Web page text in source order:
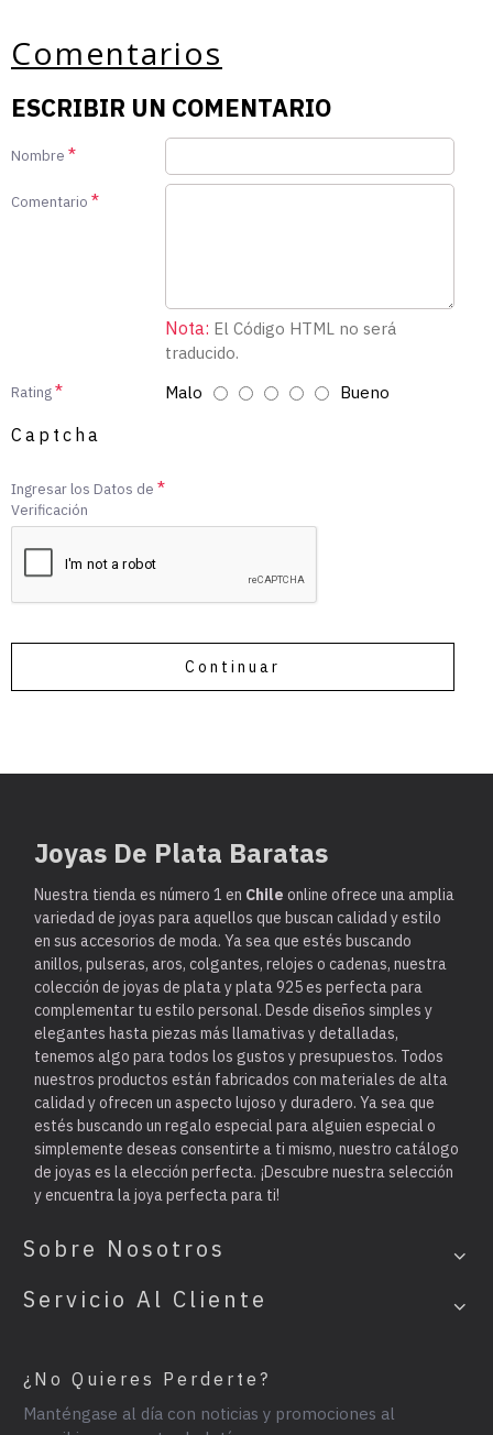
Comentarios
ESCRIBIR UN COMENTARIO
Nombre
Comentario
Nota: El Código HTML no será
traducido.
Rating Malo Bueno
Captcha
Ingresar los Datos de
Verificación
Continuar
Joyas De Plata Baratas
Nuestra tienda es número 1 en Chile online ofrece una amplia
variedad de joyas para aquellos que buscan calidad y estilo
en sus accesorios de moda. Ya sea que estés buscando
anillos, pulseras, aros, colgantes, relojes o cadenas, nuestra
colección de joyas de plata y plata 925 es perfecta para
complementar tu estilo personal. Desde diseños simples y
elegantes hasta piezas más llamativas y detalladas,
tenemos algo para todos los gustos y presupuestos. Todos
nuestros productos están fabricados con materiales de alta
calidad y ofrecen un aspecto lujoso y duradero. Ya sea que
estés buscando un regalo especial para alguien especial o
simplemente deseas consentirte a ti mismo, nuestro catálogo
de joyas es la elección perfecta. ¡Descubre nuestra selección
y encuentra la joya perfecta para ti!
Sobre Nosotros
Servicio Al Cliente
¿No Quieres Perderte?
Manténgase al día con noticias y promociones al